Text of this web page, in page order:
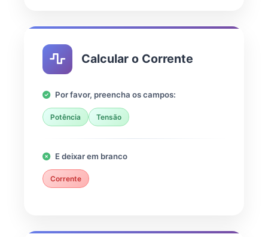
Calcular o Corrente
Por favor, preencha os campos:
Potência Tensão
E deixar em branco
Corrente